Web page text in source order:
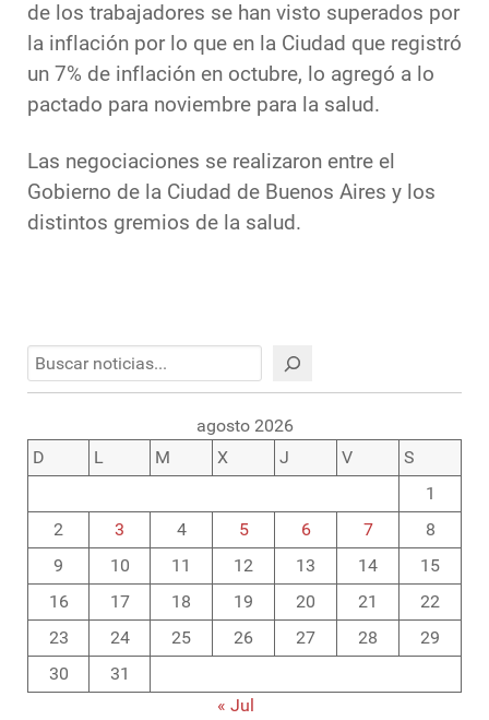
de los trabajadores se han visto superados por
la inflación por lo que en la Ciudad que registró
un 7% de inflación en octubre, lo agregó a lo
pactado para noviembre para la salud.
Las negociaciones se realizaron entre el
Gobierno de la Ciudad de Buenos Aires y los
distintos gremios de la salud.
Buscar
agosto 2026
D
L M X J V
S
1
2
3 4 5 6 7
8
9
10 11 12 13 14
15
16
17 18 19 20 21
22
23
24 25 26 27 28
29
30
31
« Jul